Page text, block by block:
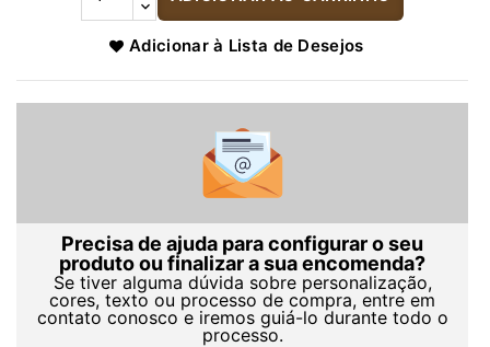
Adicionar à Lista de Desejos
Precisa de ajuda para configurar o seu
produto ou finalizar a sua encomenda?
Se tiver alguma dúvida sobre personalização,
cores, texto ou processo de compra, entre em
contato conosco e iremos guiá-lo durante todo o
processo.